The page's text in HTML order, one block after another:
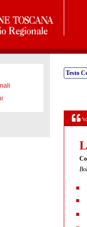
Testo